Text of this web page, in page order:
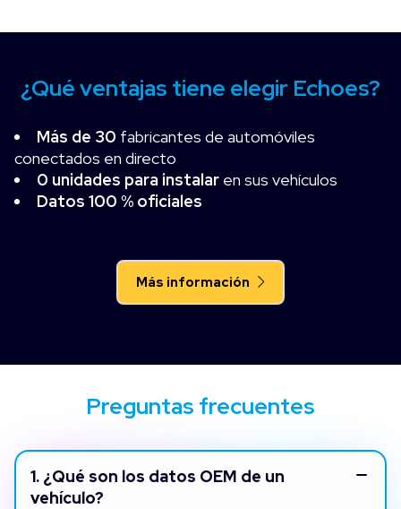
¿Qué ventajas tiene elegir Echoes?
Más de 30 fabricantes de automóviles
conectados en directo
0 unidades para instalar en sus vehículos
Datos 100 % oficiales
Más información
Preguntas frecuentes
1. ¿Qué son los datos OEM de un
vehículo?